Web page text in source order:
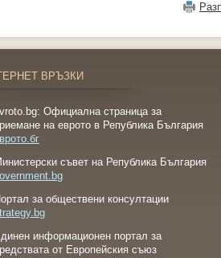
ВРЪЗКИ
Официална страница за
на еврото в Република България
съвет на Република България
за обществени консултации
информационен портал за
от Европейския съюз